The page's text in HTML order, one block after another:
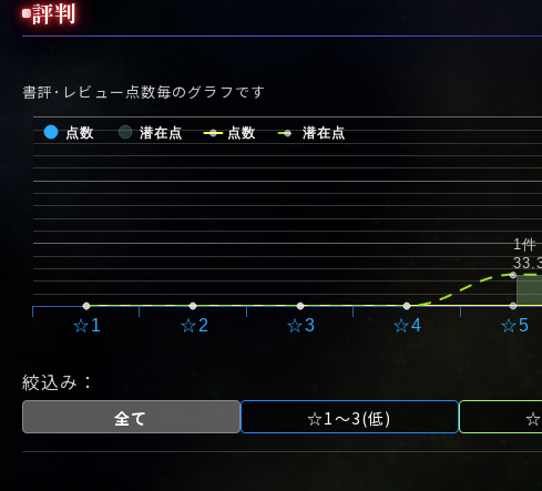
評判
書評･レビュー点数毎のグラフです
点数 潜在点 点数 潜在点
☆1 ☆2 ☆3 ☆4 ☆5
1件
絞込み：
全て ☆1～3(低)